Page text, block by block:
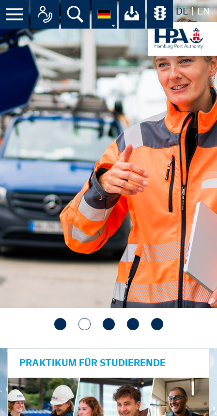
DE EN
Menü Alle Ansprechpartner im
Suche Ihr Download-
PRAKTIKUM FÜR STUDIERENDE